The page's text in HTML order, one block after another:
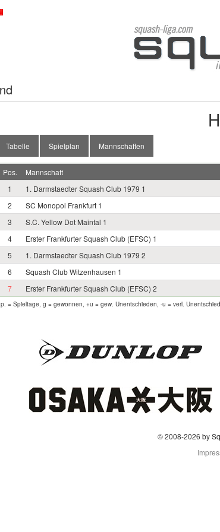
Tabelle Spielplan Mannschaften
Pos. Mannschaft
1
1. Darmstaedter Squash Club 1979 1
2
SC Monopol Frankfurt 1
3
S.C. Yellow Dot Maintal 1
4
Erster Frankfurter Squash Club (EFSC) 1
5
1. Darmstaedter Squash Club 1979 2
6
Squash Club Witzenhausen 1
7
Erster Frankfurter Squash Club (EFSC) 2
= Spieltage, g = gewonnen, +u = gew. Unentschieden, -u = verl.
© 2008-2026 by